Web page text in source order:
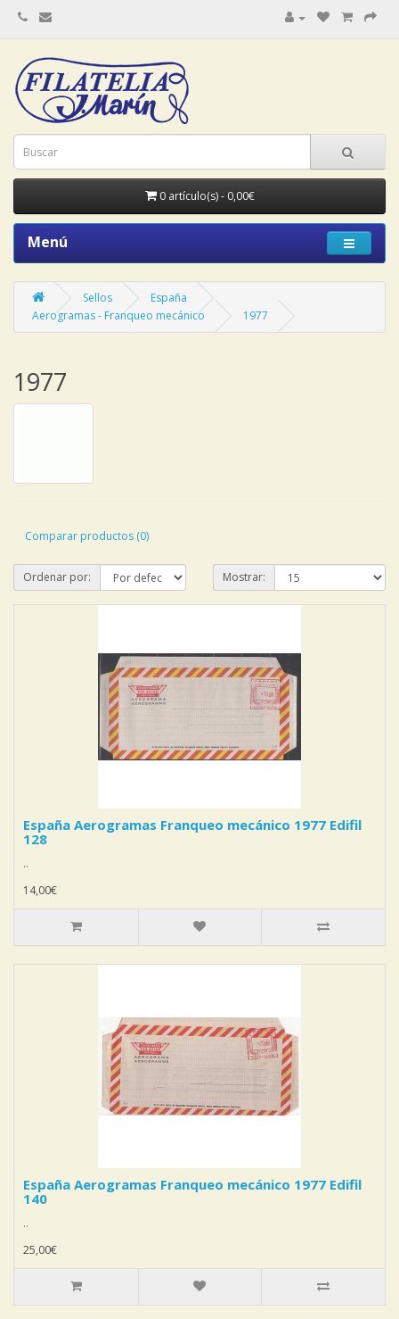
0 artículo(s) - 0,00€
Menú
Sellos
España
Aerogramas - Franqueo mecánico
1977
1977
Comparar productos (0)
Ordenar por: Mostrar:
España Aerogramas Franqueo mecánico 1977 Edifil
128
..
14,00€
España Aerogramas Franqueo mecánico 1977 Edifil
140
..
25,00€